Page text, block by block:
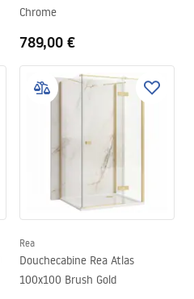
Chrome
789,00 €
Rea
Douchecabine Rea Atlas
100x100 Brush Gold